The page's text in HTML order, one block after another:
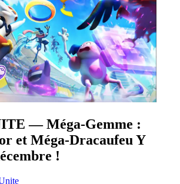
— Méga-Gemme :
et Méga-Dracaufeu Y
!